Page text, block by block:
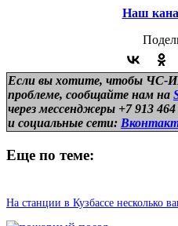
Наш
Если вы хотите, чтобы ЧС-
проблеме, сообщайте нам на
через мессенджеры +7 913
и социальные сети:
Еще по теме:
На станции в Кузбассе несколько